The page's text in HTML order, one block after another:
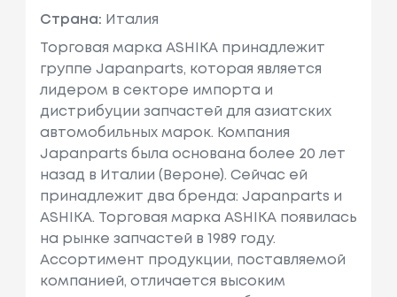
Страна: Италия
Торговая марка ASHIKA принадлежит
группе Japanparts, которая является
лидером в секторе импорта и
дистрибуции запчастей для азиатских
автомобильных марок. Компания
Japanparts была основана более 20 лет
назад в Италии (Вероне). Сейчас ей
принадлежит два бренда: Japanparts и
ASHIKA. Торговая марка ASHIKA появилась
на рынке запчастей в 1989 году.
Ассортимент продукции, поставляемой
компанией, отличается высоким